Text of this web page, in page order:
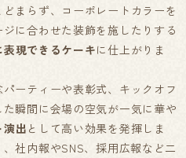
まらず、コーポレートカラーを
に合わせた装飾を施したりする
現できるケーキに仕上がりま
ーティーや表彰式、キックオフ
瞬間に会場の空気が一気に華や
演出 として高い効果を発揮しま
社内報やSNS、採用広報など二